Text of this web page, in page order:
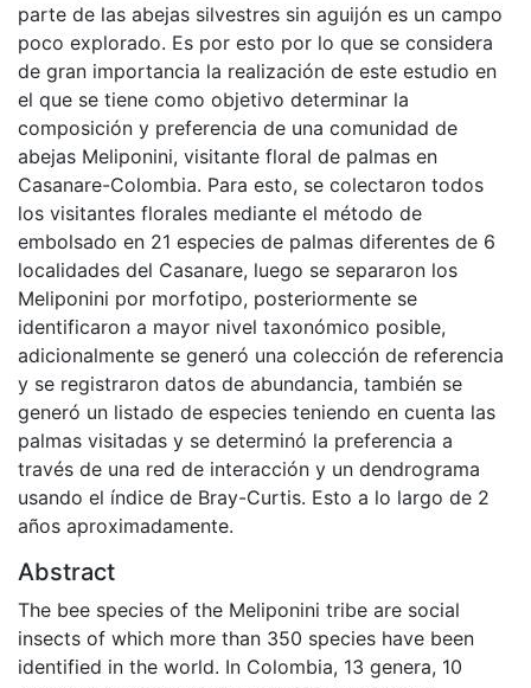
parte de las abejas silvestres sin aguijón es un campo
poco explorado. Es por esto por lo que se considera
de gran importancia la realización de este estudio en
el que se tiene como objetivo determinar la
composición y preferencia de una comunidad de
abejas Meliponini, visitante floral de palmas en
Casanare-Colombia. Para esto, se colectaron todos
los visitantes florales mediante el método de
embolsado en 21 especies de palmas diferentes de 6
localidades del Casanare, luego se separaron los
Meliponini por morfotipo, posteriormente se
identificaron a mayor nivel taxonómico posible,
adicionalmente se generó una colección de referencia
y se registraron datos de abundancia, también se
generó un listado de especies teniendo en cuenta las
palmas visitadas y se determinó la preferencia a
través de una red de interacción y un dendrograma
usando el índice de Bray-Curtis. Esto a lo largo de 2
años aproximadamente.
Abstract
The bee species of the Meliponini tribe are social
insects of which more than 350 species have been
identified in the world. In Colombia, 13 genera, 10